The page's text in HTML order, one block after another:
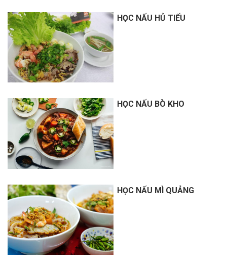
HỌC NẤU HỦ TIẾU
HỌC NẤU BÒ KHO
HỌC NẤU MÌ QUẢNG